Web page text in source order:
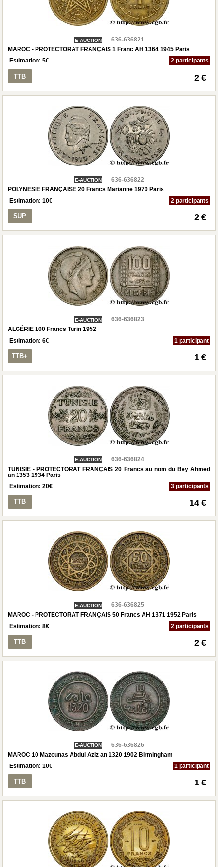
E-AUCTION
636-636821
MAROC - PROTECTORAT FRANÇAIS 1 Franc AH 1364 1945 Paris
Estimation: 5€ 2 participants
TTB 2 €
E-AUCTION
636-636822
POLYNÉSIE FRANÇAISE 20 Francs Marianne 1970 Paris
Estimation: 10€ 2 participants
SUP 2 €
E-AUCTION
636-636823
ALGÉRIE 100 Francs Turin 1952
Estimation: 6€ 1 participant
TTB+ 1 €
E-AUCTION
636-636824
TUNISIE - PROTECTORAT FRANÇAIS 20 Francs au nom du Bey Ahmed
an 1353 1934 Paris
Estimation: 20€ 3 participants
TTB 14 €
E-AUCTION
636-636825
MAROC - PROTECTORAT FRANÇAIS 50 Francs AH 1371 1952 Paris
Estimation: 8€ 2 participants
TTB 2 €
E-AUCTION
636-636826
MAROC 10 Mazounas Abdul Aziz an 1320 1902 Birmingham
Estimation: 10€ 1 participant
TTB 1 €